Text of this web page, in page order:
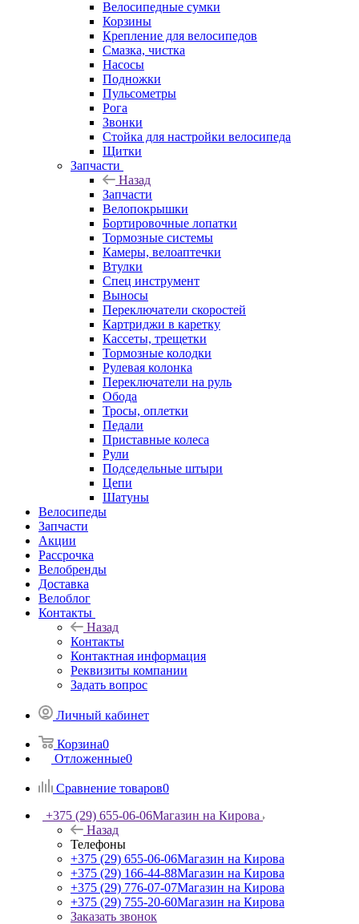
Велосипедные сумки
Корзины
Крепление для велосипедов
Смазка, чистка
Насосы
Подножки
Пульсометры
Рога
Звонки
Стойка для настройки велосипеда
Щитки
Запчасти
Назад
Запчасти
Велопокрышки
Бортировочные лопатки
Тормозные системы
Камеры, велоаптечки
Втулки
Спец инструмент
Выносы
Переключатели скоростей
Картриджи в каретку
Кассеты, трещетки
Тормозные колодки
Рулевая колонка
Переключатели на руль
Обода
Тросы, оплетки
Педали
Приставные колеса
Рули
Подседельные штыри
Цепи
Шатуны
Велосипеды
Запчасти
Акции
Рассрочка
Велобренды
Доставка
Велоблог
Контакты
Назад
Контакты
Контактная информация
Реквизиты компании
Задать вопрос
Личный кабинет
Корзина0
Отложенные0
Сравнение товаров0
+375 (29) 655-06-06Магазин на Кирова
Назад
Телефоны
+375 (29) 655-06-06Магазин на Кирова
+375 (29) 166-44-88Магазин на Кирова
+375 (29) 776-07-07Магазин на Кирова
+375 (29) 755-20-60Магазин на Кирова
Заказать звонок